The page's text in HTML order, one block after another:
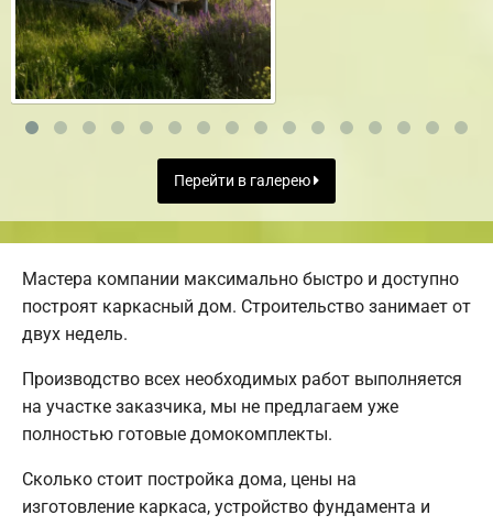
Перейти в галерею
Мастера компании максимально быстро и доступно
построят каркасный дом. Строительство занимает от
двух недель.
Производство всех необходимых работ выполняется
на участке заказчика, мы не предлагаем уже
полностью готовые домокомплекты.
Сколько стоит постройка дома, цены на
изготовление каркаса, устройство фундамента и